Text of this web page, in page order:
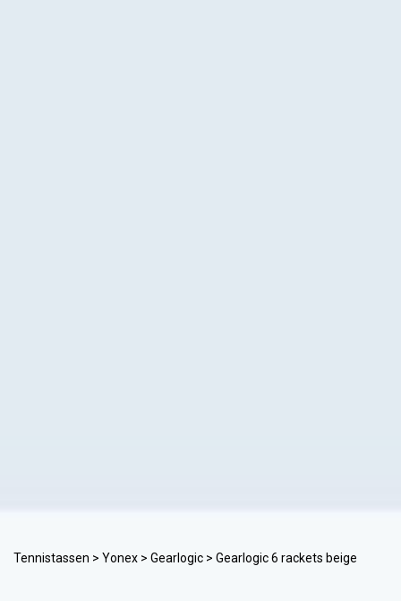
Tennistassen > Yonex > Gearlogic > Gearlogic 6 rackets beige